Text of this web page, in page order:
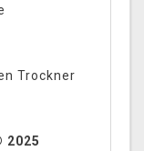
Trockner
2025